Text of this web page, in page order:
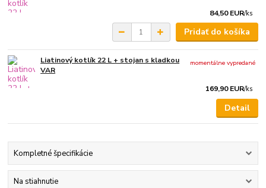
84,50 EUR/ks
Pridať do košíka
Liatinový kotlík 22 L + stojan s kladkou
VAR
169,90 EUR/ks
momentálne vypredané
Detail
Kompletné špecifikácie
Na stiahnutie